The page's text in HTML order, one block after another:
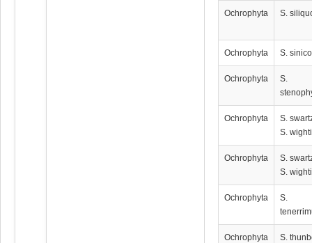
Ochrophyta S.
Ochrophyta S.
Ochrophyta
S.
Ochrophyta
S.
S.
Ochrophyta
S.
S.
Ochrophyta
S.
Ochrophyta S.